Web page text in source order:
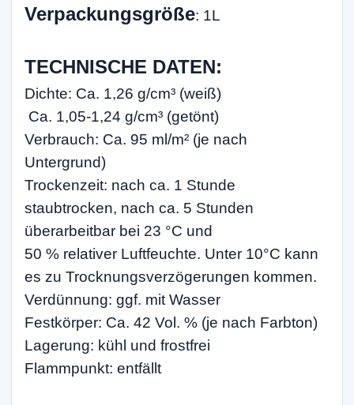
Verpackungsgröße: 1L
TECHNISCHE DATEN:
Dichte: Ca. 1,26 g/cm³ (weiß)
Ca. 1,05-1,24 g/cm³ (getönt)
Verbrauch: Ca. 95 ml/m² (je nach
Untergrund)
Trockenzeit: nach ca. 1 Stunde
staubtrocken, nach ca. 5 Stunden
überarbeitbar bei 23 °C und
50 % relativer Luftfeuchte. Unter 10°C kann
es zu Trocknungsverzögerungen kommen.
Verdünnung: ggf. mit Wasser
Festkörper: Ca. 42 Vol. % (je nach Farbton)
Lagerung: kühl und frostfrei
Flammpunkt: entfällt